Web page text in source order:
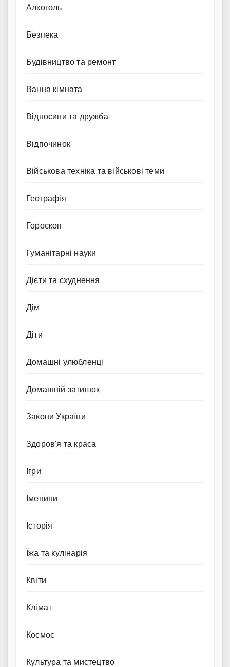
Алкоголь
Безпека
Будівництво та ремонт
Ванна кімната
Відносини та дружба
Відпочинок
Військова техніка та військові теми
Географія
Гороскоп
Гуманітарні науки
Дієти та схуднення
Дім
Діти
Домашні улюбленці
Домашній затишок
Закони України
Здоров'я та краса
Ігри
Іменини
Історія
Їжа та кулінарія
Квіти
Клімат
Космос
Культура та мистецтво